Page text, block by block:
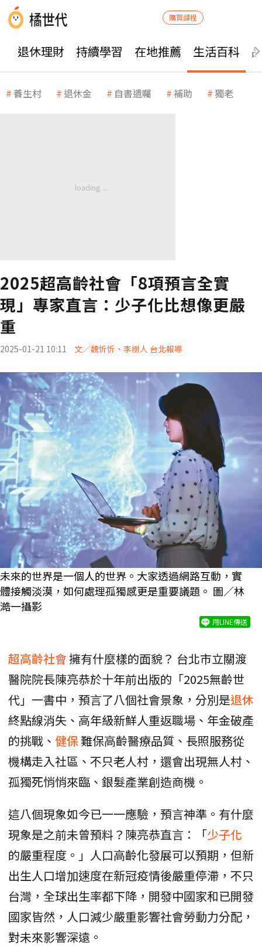
購買課程
退休理財 持續學習 在地推薦 生活百科
養生村 退休金 自書遺囑 補助 獨老
2025超高齡社會「8項預言全實
現」專家直言：少子化比想像更嚴
重
2025-01-21 10:11 文／魏忻忻、李樹人 台北報導
未來的世界是一個人的世界。大家透過網路互動，實
體接觸淡漠，如何處理孤獨感更是重要議題。 圖／林
澔一攝影
用LINE傳送
超高齡社會擁有什麼樣的面貌？ 台北市立關渡
醫院院長陳亮恭於十年前出版的「2025無齡世
代」一書中，預言了八個社會景象，分別是退休
終點線消失、高年級新鮮人重返職場、年金破產
的挑戰、 健保難保高齡醫療品質、長照服務從
機構走入社區、不只老人村，還會出現無人村、
孤獨死悄悄來臨、銀髮產業創造商機。
這八個現象如今已一一應驗，預言神準。有什麼
現象是之前未曾預料？陳亮恭直言：「少子化
的嚴重程度。」人口高齡化發展可以預期，但新
出生人口增加速度在新冠疫情後嚴重停滯，不只
台灣，全球出生率都下降，開發中國家和已開發
國家皆然，人口減少嚴重影響社會勞動力分配，
對未來影響深遠。